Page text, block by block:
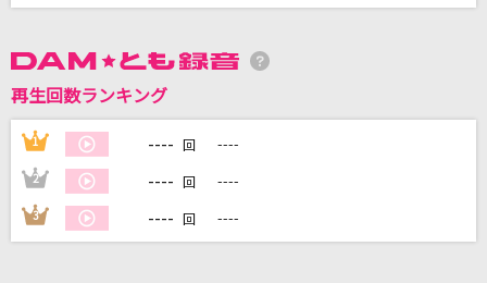
カラオケ最新情報をチェック！
カラオケをもっと楽しもう！
再生回数ランキング
1 ---- 回 ----
2 ---- 回 ----
3 ---- 回 ----